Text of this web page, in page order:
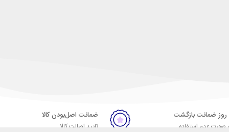
صورت عدم استفاده
ضمانت اصل‌بودن کالا
تایید اصالت کالا